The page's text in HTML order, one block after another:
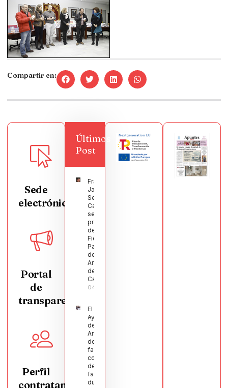
Compartir en:
Sede
electrónica
Portal
de
transparencia
Perfil
contratante
Últimos
Post
Francisco
Javier
Segura
Castellanos
será el
pregonero
de las
Fiestas
Patronales
de
Argamasilla
de
Calatrava
04/08/2026
El
Ayuntamiento
de
Argamasilla
de Calatrava
facilita la
conciliación
de 200
familias
durante el